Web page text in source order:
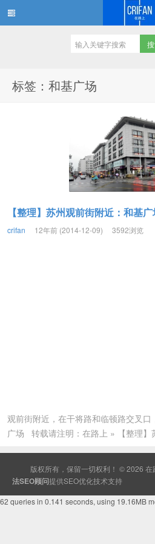
标签：和基广场
【整理】苏州观前街附近：和基
crifan 12年前 (2014-12-09) 3592浏览
观前街附近，在干将路和临顿路交叉
广场 转载请注明：在路上 » 【整理】
版权所有，保留一切权利！ © 2026 在
法SEO顾问提供SEO优化技术支持
62 queries in 0.141 seconds, using 19.16MB